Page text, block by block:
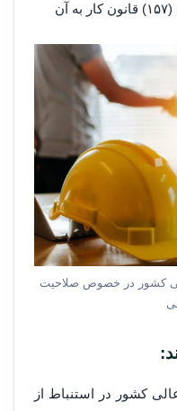
۶۰۴ دیوان عالی کشور در خصوص صلاحیت
کشور در استنباط از